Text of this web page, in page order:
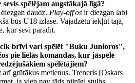
spēlējam augstākajā līgā?
daudz. Play-off'os ir diezgan labi
būs U18 izlase. Vajadzētu iekļūt tajā,
kur sevi parādīt.
brīvi vari spēlēt "Buku Junioros",
pie lielās komandas, kur jāspēlē
spēlētājiem?
grūtākus metienus. Treneris [Oskars
ja vien nav tāds pilnīgi stulbs